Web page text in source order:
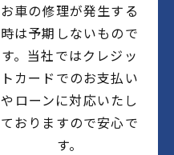
お車の修理が発生する
時は予期しないもので
す。当社ではクレジッ
トカードでのお支払い
やローンに対応いたし
ておりますので安心で
す。